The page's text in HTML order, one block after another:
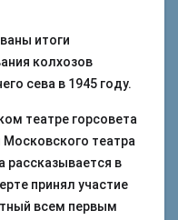
итоги
колхозов
сева в 1945 году.
театре горсовета
театра
рассказывается в
принял участие
всем первым